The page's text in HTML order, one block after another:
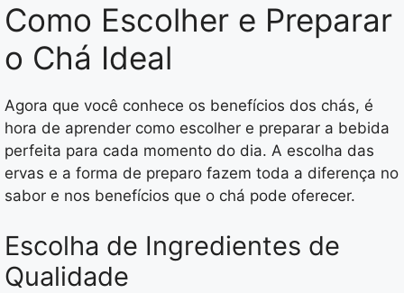
Como Escolher e Preparar
o Chá Ideal
Agora que você conhece os benefícios dos chás, é
hora de aprender como escolher e preparar a bebida
perfeita para cada momento do dia. A escolha das
ervas e a forma de preparo fazem toda a diferença no
sabor e nos benefícios que o chá pode oferecer.
Escolha de Ingredientes de
Qualidade